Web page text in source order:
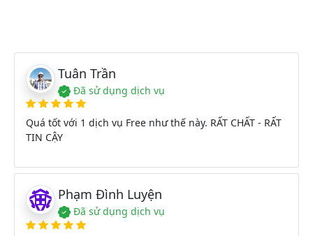
Tuân Trần
Đã sử dụng dịch vụ
Quá tốt với 1 dịch vụ Free như thế này. RẤT CHẤT - RẤT
TIN CẬY
Phạm Đình Luyện
Đã sử dụng dịch vụ